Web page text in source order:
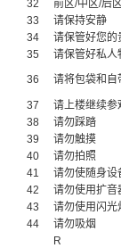
32
前区/中区/后
33
请保持安静
34
请保管好您的
35
请保管好私人
36
请将包袋和自
37
请上楼继续参
38
请勿踩踏
39
请勿触摸
40
请勿拍照
41
请勿使随身设
42
请勿使用扩音
43
请勿使用闪光
44
请勿吸烟
R